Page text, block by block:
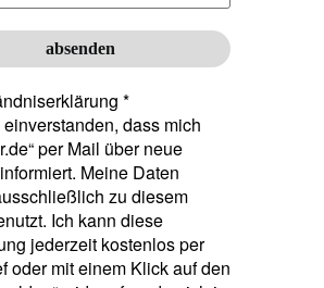
*
dass mich
per Mail über neue
Meine Daten
zu diesem
Ich kann diese
jederzeit kostenlos per
oder mit einem Klick auf den